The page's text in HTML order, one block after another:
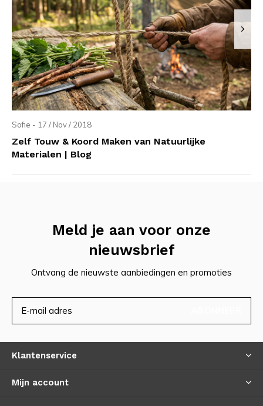
Sofie - 17 / Nov / 2018
Zelf Touw & Koord Maken van Natuurlijke
Materialen | Blog
Meld je aan voor onze
nieuwsbrief
Ontvang de nieuwste aanbiedingen en promoties
Klantenservice
Mijn account